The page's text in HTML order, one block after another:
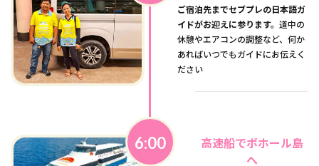
ご宿泊先までセブプレの日本語ガ
イドがお迎えに参ります。 道中の
休憩やエアコンの調整など、何か
あればいつでもガイドにお伝えく
ださい
6:00
高速船でボホール島
へ